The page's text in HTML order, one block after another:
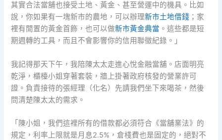
其實合法當舖也接受土地、黃金、甚至營運中的機具。比如
說，你如果有一塊新市的農地，可以辦理新市土地借錢 ；家
裡有閒置的黃金首飾，也可以做新市黃金典當 。這些都是短
期週轉的工具，而且不會影響你的信用聯徵紀錄。」
我記得那天下午，我陪陳太太走進心悅金融當舖。店面明亮
乾淨，櫃檯小姐穿著套裝，牆上掛著政府核發的營業許可
證。負責接待的張經理（化名）先請我們坐下來喝茶，然後
問清楚陳太太的需求。
「陳小姐，我們這裡所有的借款都必須符合《當舖業法》的
規定，利率上限就是月息2.5%，倉棧費也是固定的，絕對不